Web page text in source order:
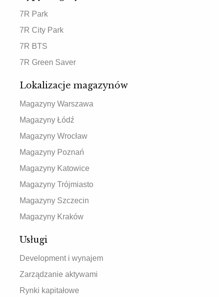
7R Park
7R City Park
7R BTS
7R Green Saver
Lokalizacje magazynów
Magazyny Warszawa
Magazyny Łódź
Magazyny Wrocław
Magazyny Poznań
Magazyny Katowice
Magazyny Trójmiasto
Magazyny Szczecin
Magazyny Kraków
Usługi
Development i wynajem
Zarządzanie aktywami
Rynki kapitałowe